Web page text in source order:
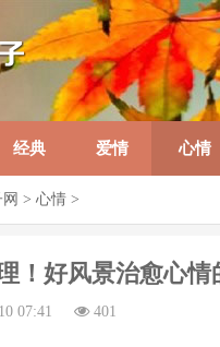
经典 爱情 心情
> 心情 >
！好风景治愈心情
07:41 401